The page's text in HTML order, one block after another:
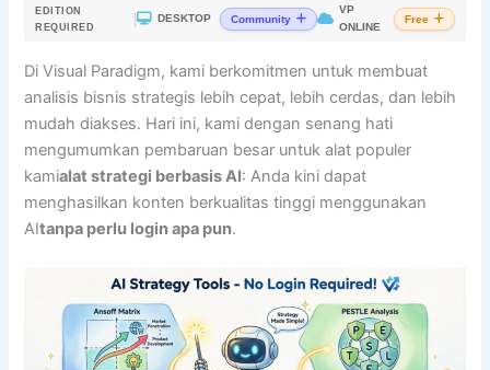
EDITION
REQUIRED
| DESKTOP Community
VP
ONLINE
Free
Di Visual Paradigm, kami berkomitmen untuk membuat
analisis bisnis strategis lebih cepat, lebih cerdas, dan lebih
mudah diakses. Hari ini, kami dengan senang hati
mengumumkan pembaruan besar untuk alat populer
kamialat strategi berbasis AI: Anda kini dapat
menghasilkan konten berkualitas tinggi menggunakan
AItanpa perlu login apa pun.